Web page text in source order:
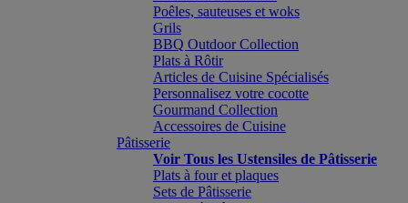
Poêles, sauteuses et woks
Grils
BBQ Outdoor Collection
Plats à Rôtir
Articles de Cuisine Spécialisés
Personnalisez votre cocotte
Gourmand Collection
Accessoires de Cuisine
Pâtisserie
Voir Tous les Ustensiles de Pâtisserie
Plats à four et plaques
Sets de Pâtisserie